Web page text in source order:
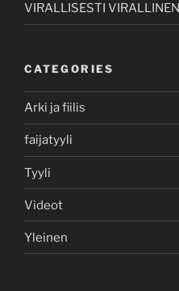
VIRALLISESTI VIRALLINEN
CATEGORIES
Arki ja fiilis
faijatyyli
Tyyli
Videot
Yleinen